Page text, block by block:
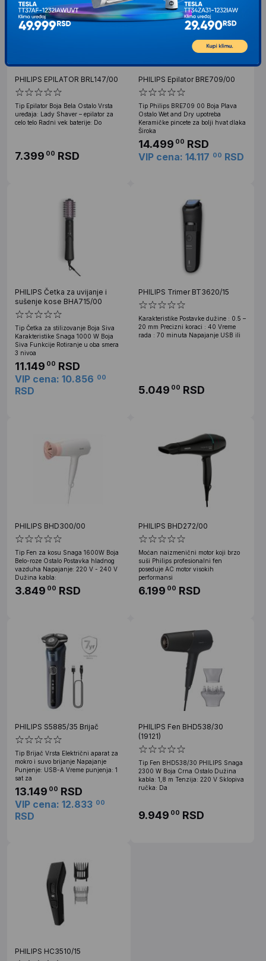
PHILIPS EPILATOR BRL147/00
Tip Epilator Boja Bela Ostalo Vrsta
uređaja: Lady Shaver – epilator za
celo telo Radni vek baterije: Do
7.399 00 RSD
PHILIPS Epilator BRE709/00
Tip Philips BRE709 00 Boja Plava
Ostalo Wet and Dry upotreba
Keramičke pincete za bolji hvat dlaka
Široka
14.499 00 RSD
VIP cena: 14.117 00 RSD
PHILIPS Četka za uvijanje i
sušenje kose BHA715/00
Tip Četka za stilizovanje Boja Siva
Karakteristike Snaga 1000 W Boja
Siva Funkcije Rotiranje u oba smera
3 nivoa
11.149 00 RSD
VIP cena: 10.856 00
RSD
PHILIPS Trimer BT3620/15
Karakteristike Postavke dužine : 0.5 –
20 mm Precizni koraci : 40 Vreme
rada : 70 minuta Napajanje USB ili
5.049 00 RSD
PHILIPS BHD300/00
Tip Fen za kosu Snaga 1600W Boja
Belo-roze Ostalo Postavka hladnog
vazduha Napajanje: 220 V - 240 V
Dužina kabla:
3.849 00 RSD
PHILIPS BHD272/00
Moćan naizmenični motor koji brzo
suši Philips profesionalni fen
poseduje AC motor visokih
performansi
6.199 00 RSD
PHILIPS S5885/35 Brijač
Tip Brijač Vrsta Električni aparat za
mokro i suvo brijanje Napajanje
Punjenje: USB-A Vreme punjenja: 1
sat za
13.149 00 RSD
VIP cena: 12.833 00
RSD
PHILIPS Fen BHD538/30
(19121)
Tip Fen BHD538/30 PHILIPS Snaga
2300 W Boja Crna Ostalo Dužina
kabla: 1,8 m Tenzija: 220 V Sklopiva
ručka: Da
9.949 00 RSD
PHILIPS HC3510/15